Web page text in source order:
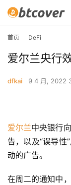
首页 DeFi
爱尔兰央行
dfkai 9 4 月, 2022
爱尔兰中央银行
告，以及“误导性
动的广告。
在周二的通知中